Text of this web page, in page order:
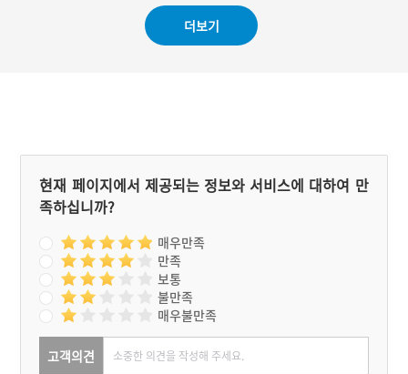
더보기
현재 페이지에서 제공되는 정보와 서비스에 대하여 만
족하십니까?
매우만족
만족
보통
불만족
매우불만족
고객의견